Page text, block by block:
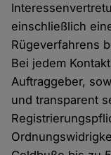
einschließlich
Rügeverfahrens
Bei jedem
Auftraggeber,
und transparent